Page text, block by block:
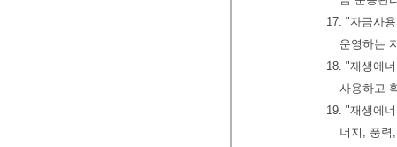
17. "자금사
운영하는
18. "재생에
사용하고
19. "재생에
너지, 풍력